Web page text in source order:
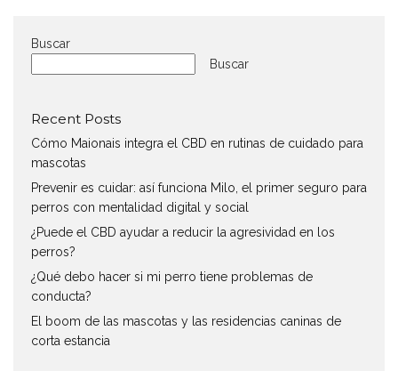
Buscar
Buscar
Recent Posts
Cómo Maionais integra el CBD en rutinas de cuidado para
mascotas
Prevenir es cuidar: así funciona Milo, el primer seguro para
perros con mentalidad digital y social
¿Puede el CBD ayudar a reducir la agresividad en los
perros?
¿Qué debo hacer si mi perro tiene problemas de
conducta?
El boom de las mascotas y las residencias caninas de
corta estancia